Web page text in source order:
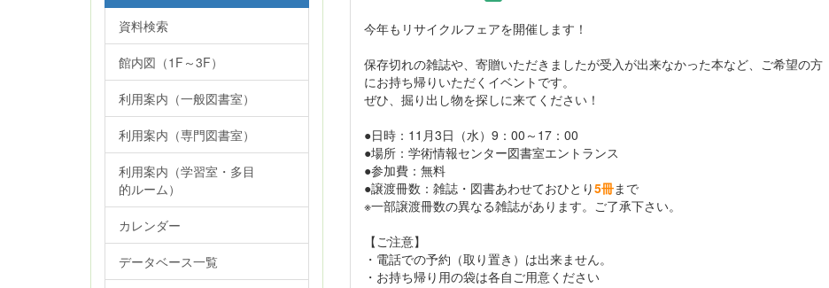
今年もリサイクルフェアを開催します！
保存切れの雑誌や、寄贈いただきましたが受入が出来なかった本など、ご希望の方
にお持ち帰りいただくイベントです。
ぜひ、掘り出し物を探しに来てください！
●日時：11月3日（水）9：00～17：00
●場所：学術情報センター図書室エントランス
●参加費：無料
●譲渡冊数：雑誌・図書あわせておひとり5冊まで
※一部譲渡冊数の異なる雑誌があります。ご了承下さい。
【ご注意】
・電話での予約（取り置き）は出来ません。
・お持ち帰り用の袋は各自ご用意ください
資料検索
館内図（1F～3F）
利用案内（一般図書室）
利用案内（専門図書室）
利用案内（学習室・多目
的ルーム）
カレンダー
データベース一覧